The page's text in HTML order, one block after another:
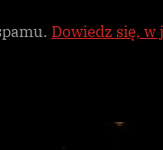
Dowiedz się,